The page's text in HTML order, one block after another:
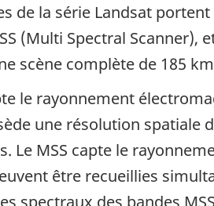
de la série Landsat
(Multi Spectral Scanner),
scène complète de 185
le rayonnement
une résolution spatiale
Le MSS capte le
être recueillies